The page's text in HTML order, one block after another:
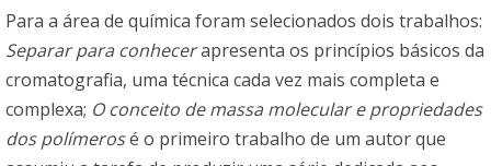
Para a área de química foram selecionados dois trabalhos:
Separar para conhecerapresenta os princípios básicos da
cromatografia, uma técnica cada vez mais completa e
complexa; O conceito de massa molecular e propriedades
dos polímerosé o primeiro trabalho de um autor que